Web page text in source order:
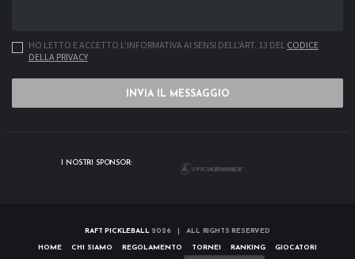
HO LETTO E ACCETTO L'INFORMATIVA AI SENSI DELL'ART. 13 DEL CODICE
DELLA PRIVACY
INVIA IL MESSAGGIO
I NOSTRI SPONSOR:
RAFT PICKLEBALL2026 | ALL RIGHTS RESERVED
HOME CHI SIAMO REGOLAMENTO TORNEI RANKING GIOCATORI